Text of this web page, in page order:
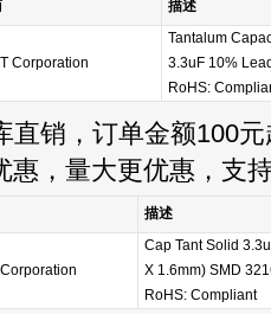
描述
Corporation
Tantalum
3.3uF 10%
RoHS:
销，订单金额100元
惠，量大更优惠，支
描述
Cap Tant Solid
X 1.6mm) SMD
RoHS: Compliant